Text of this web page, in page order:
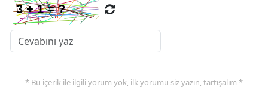
* Bu içerik ile ilgili yorum yok, ilk yorumu siz yazın, tartışalım *